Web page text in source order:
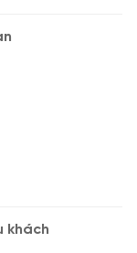
khách